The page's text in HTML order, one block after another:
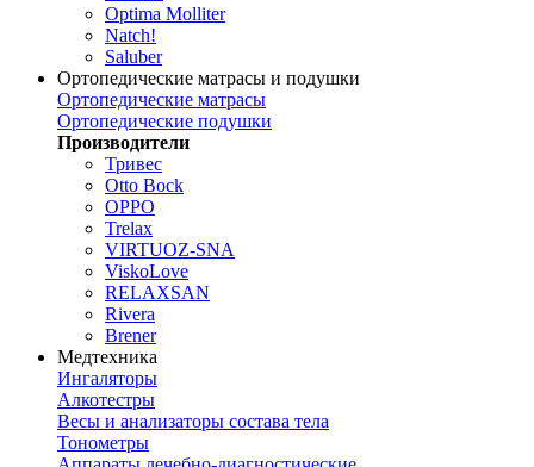
Optima Molliter
Natch!
Saluber
Ортопедические матрасы и подушки
Ортопедические матрасы
Ортопедические подушки
Производители
Тривес
Otto Bock
OPPO
Trelax
VIRTUOZ-SNA
ViskoLove
RELAXSAN
Rivera
Brener
Медтехника
Ингаляторы
Алкотестры
Весы и анализаторы состава тела
Тонометры